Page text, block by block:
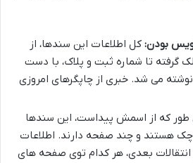
بودن: کل اطلاعات این سندها، از
تا شماره ثبت و پلاک، با دست
می شد. خبری از چاپگرهای امروزی
که از اسمش پیداست، این سندها
هستند و چند صفحه دارند. اطلاعات
بعدی، هر کدام توی صفحه های